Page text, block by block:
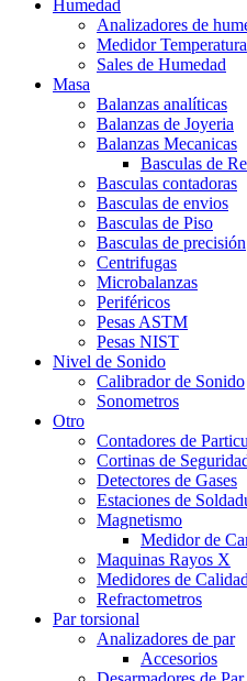
Humedad
Analizadores de
Medidor
Sales de Humedad
Masa
Balanzas analíticas
Balanzas de Joyeria
Balanzas Mecanicas
Basculas de
Basculas contadoras
Basculas de envios
Basculas de Piso
Basculas de precisión
Centrifugas
Microbalanzas
Periféricos
Pesas ASTM
Pesas NIST
Nivel de Sonido
Calibrador de Sonido
Sonometros
Otro
Contadores de
Cortinas de
Detectores de Gases
Estaciones de
Magnetismo
Medidor de
Maquinas Rayos X
Medidores de
Refractometros
Par torsional
Analizadores de par
Accesorios